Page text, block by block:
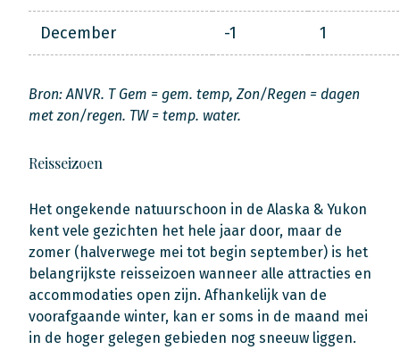
December -1 1
Bron: ANVR. T Gem = gem. temp, Zon/Regen = dagen
met zon/regen. TW = temp. water.
Reisseizoen
Het ongekende natuurschoon in de Alaska & Yukon
kent vele gezichten het hele jaar door, maar de
zomer (halverwege mei tot begin september) is het
belangrijkste reisseizoen wanneer alle attracties en
accommodaties open zijn. Afhankelijk van de
voorafgaande winter, kan er soms in de maand mei
in de hoger gelegen gebieden nog sneeuw liggen.